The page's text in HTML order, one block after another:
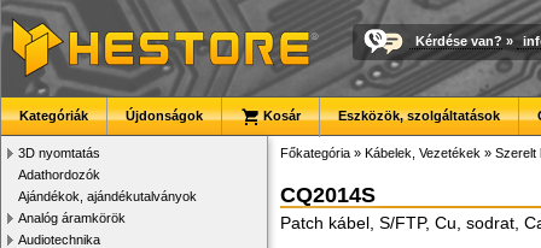
Kérdése van? »
Kategóriák Újdonságok Kosár Eszközök, szolgáltatások
3D nyomtatás
Adathordozók
Ajándékok, ajándékutalványok
Analóg áramkörök
Audiotechnika
Főkategória » Kábelek, Vezetékek » Szerelt
CQ2014S
Patch kábel, S/FTP, Cu, sodrat,